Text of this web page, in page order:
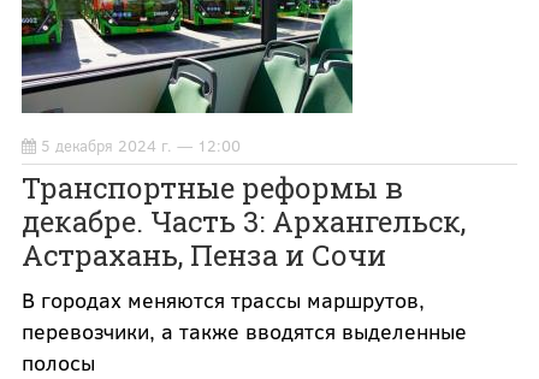
5 декабря 2024 г. — 12:00
Транспортные реформы в
декабре. Часть 3: Архангельск,
Астрахань, Пенза и Сочи
В городах меняются трассы маршрутов,
перевозчики, а также вводятся выделенные
полосы